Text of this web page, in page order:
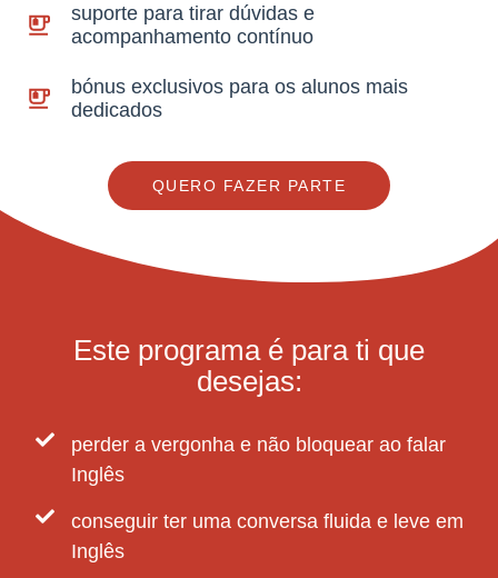
suporte para tirar dúvidas e
acompanhamento contínuo
bónus exclusivos para os alunos mais
dedicados
QUERO FAZER PARTE
Este programa é para ti que
desejas:
perder a vergonha e não bloquear ao falar
Inglês
conseguir ter uma conversa fluida e leve em
Inglês